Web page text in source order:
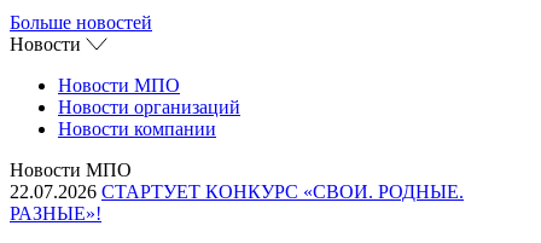
Больше новостей
Новости
Новости МПО
Новости организаций
Новости компании
Новости МПО
22.07.2026 СТАРТУЕТ КОНКУРС «СВОИ. РОДНЫЕ.
РАЗНЫЕ»!